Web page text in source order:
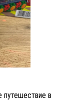
путешествие в